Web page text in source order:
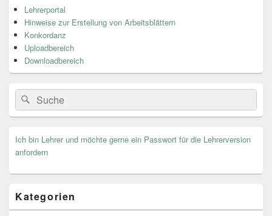
Seitenleisten
Widget-
Bereich
Lehrerportal
Hinweise zur Erstellung von Arbeitsblättern
Konkordanz
Uploadbereich
Downloadbereich
Search
for:
Suche
Ich bin Lehrer und möchte gerne ein Passwort für die Lehrerversion
anfordern
Kategorien